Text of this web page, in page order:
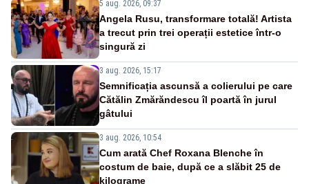
5 aug. 2026, 09:37
Angela Rusu, transformare totală! Artista
a trecut prin trei operații estetice într-o
singură zi
3 aug. 2026, 15:17
Semnificația ascunsă a colierului pe care
Cătălin Zmărăndescu îl poartă în jurul
gâtului
3 aug. 2026, 10:54
Cum arată Chef Roxana Blenche în
costum de baie, după ce a slăbit 25 de
kilograme